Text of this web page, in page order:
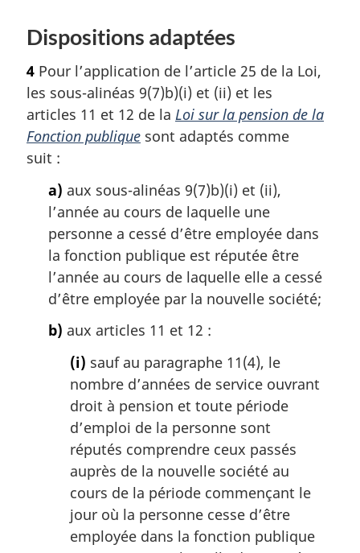
g
e
Dispositions adaptées
4 Pour l’application de l’article 25 de la Loi,
les sous-alinéas 9(7)b)(i) et (ii) et les
articles 11 et 12 de la Loi sur la pension de la
Fonction publique sont adaptés comme
suit :
a) aux sous-alinéas 9(7)b)(i) et (ii),
l’année au cours de laquelle une
personne a cessé d’être employée dans
la fonction publique est réputée être
l’année au cours de laquelle elle a cessé
d’être employée par la nouvelle société;
b) aux articles 11 et 12 :
(i) sauf au paragraphe 11(4), le
nombre d’années de service ouvrant
droit à pension et toute période
d’emploi de la personne sont
réputés comprendre ceux passés
auprès de la nouvelle société au
cours de la période commençant le
jour où la personne cesse d’être
employée dans la fonction publique